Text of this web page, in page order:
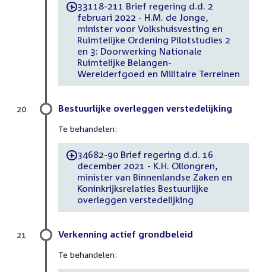
-33118-211 Brief regering d.d. 2
februari 2022 - H.M. de Jonge,
minister voor Volkshuisvesting en
Ruimtelijke Ordening Pilotstudies 2
en 3: Doorwerking Nationale
Ruimtelijke Belangen-
Werelderfgoed en Militaire Terreinen
Bestuurlijke overleggen verstedelijking
Te behandelen:
-34682-90 Brief regering d.d. 16
december 2021 - K.H. Ollongren,
minister van Binnenlandse Zaken en
Koninkrijksrelaties Bestuurlijke
overleggen verstedelijking
20
Verkenning actief grondbeleid
Te behandelen:
21